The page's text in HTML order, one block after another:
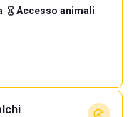
· Accesso animali·